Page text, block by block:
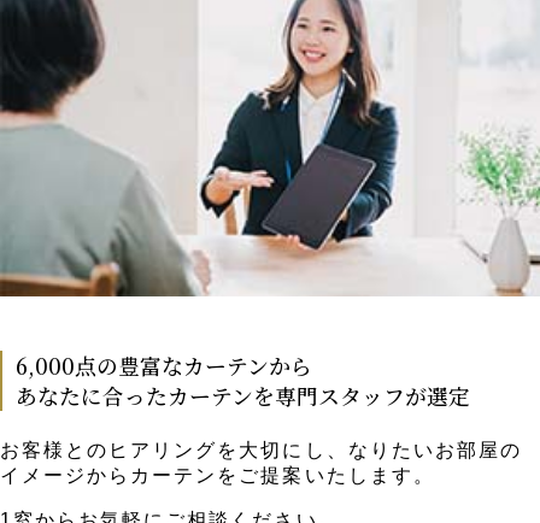
6,000点の豊富なカーテンから
あなたに合ったカーテンを専門スタッフが選定
お客様とのヒアリングを大切にし、なりたいお部屋の
イメージからカーテンをご提案いたします。